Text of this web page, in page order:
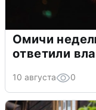
Омичи
ответили
10 августа 0